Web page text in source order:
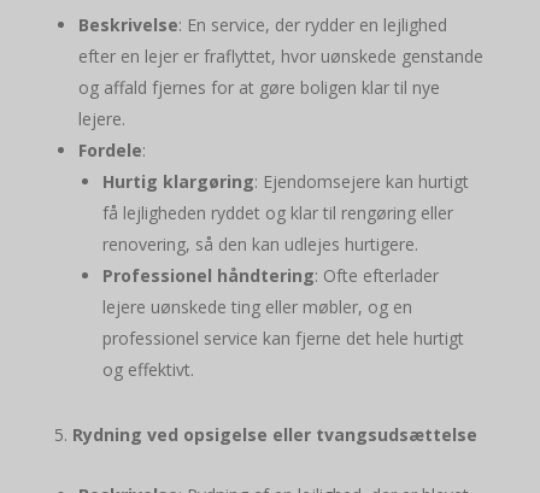
Beskrivelse: En service, der rydder en lejlighed
efter en lejer er fraflyttet, hvor uønskede genstande
og affald fjernes for at gøre boligen klar til nye
lejere.
Fordele:
Hurtig klargøring: Ejendomsejere kan hurtigt
få lejligheden ryddet og klar til rengøring eller
renovering, så den kan udlejes hurtigere.
Professionel håndtering: Ofte efterlader
lejere uønskede ting eller møbler, og en
professionel service kan fjerne det hele hurtigt
og effektivt.
Rydning ved opsigelse eller tvangsudsættelse